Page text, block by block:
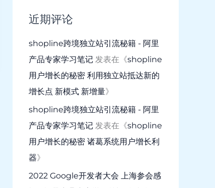
近期评论
shopline跨境独立站引流秘籍 - 阿里
产品专家学习笔记 发表在《shopline
用户增长的秘密 利用独立站抵达新的
增长点 新模式 新增量》
shopline跨境独立站引流秘籍 - 阿里
产品专家学习笔记 发表在《shopline
用户增长的秘密 诸葛系统用户增长利
器》
2022 Google开发者大会 上海参会感